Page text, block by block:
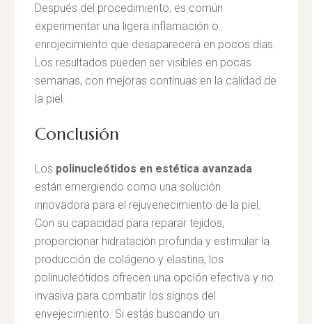
Después del procedimiento, es común
experimentar una ligera inflamación o
enrojecimiento que desaparecerá en pocos días.
Los resultados pueden ser visibles en pocas
semanas, con mejoras continuas en la calidad de
la piel.
Conclusión
Los polinucleótidos en estética avanzada
están emergiendo como una solución
innovadora para el rejuvenecimiento de la piel.
Con su capacidad para reparar tejidos,
proporcionar hidratación profunda y estimular la
producción de colágeno y elastina, los
polinucleótidos ofrecen una opción efectiva y no
invasiva para combatir los signos del
envejecimiento. Si estás buscando un